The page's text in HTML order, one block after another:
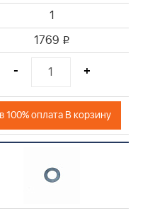
1
1769 i
- +
100% оплата В корзину